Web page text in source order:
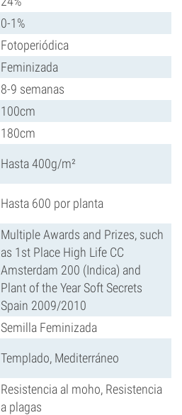
0-1%
Fotoperiódica
Feminizada
8-9 semanas
100cm
180cm
Hasta 400g/m²
Hasta 600 por planta
Multiple Awards and Prizes, such
as 1st Place High Life CC
Amsterdam 200 (Indica) and
Plant of the Year Soft Secrets
Spain 2009/2010
Semilla Feminizada
Templado, Mediterráneo
Resistencia al moho, Resistencia
a plagas